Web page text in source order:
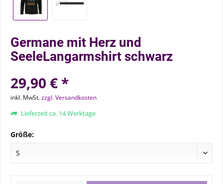
Germane mit Herz und
SeeleLangarmshirt schwarz
29,90 € *
inkl. MwSt.zzgl. Versandkosten
Lieferzeit ca. 14 Werktage
Größe: